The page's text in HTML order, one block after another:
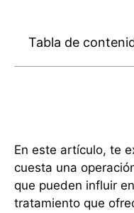
En este artículo, te
cuesta una
que pueden influir
tratamiento que
Tabla de